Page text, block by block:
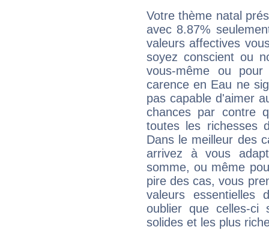
Votre thème natal
avec 8.87%
valeurs affectives
soyez conscient ou
vous-même ou
carence en Eau ne
pas capable d'aimer
chances par contre
toutes les richesses
Dans le meilleur des
arrivez à vous
somme, ou même
pire des cas, vous
valeurs
oublier que celles-
solides et les plus